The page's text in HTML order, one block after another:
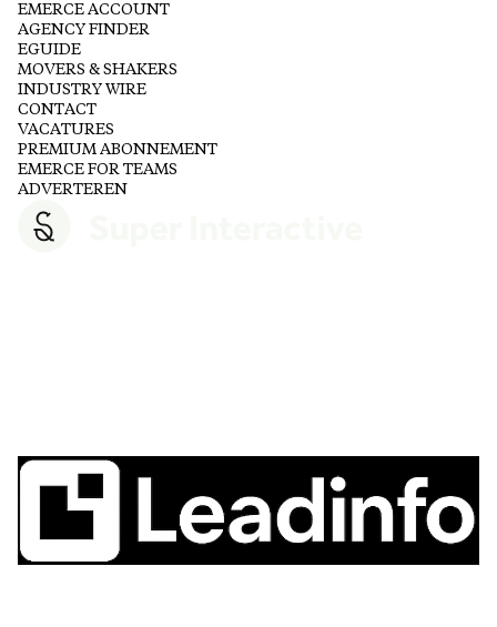
EMERCE ACCOUNT
AGENCY FINDER
EGUIDE
MOVERS & SHAKERS
INDUSTRY WIRE
CONTACT
VACATURES
PREMIUM ABONNEMENT
EMERCE FOR TEAMS
ADVERTEREN